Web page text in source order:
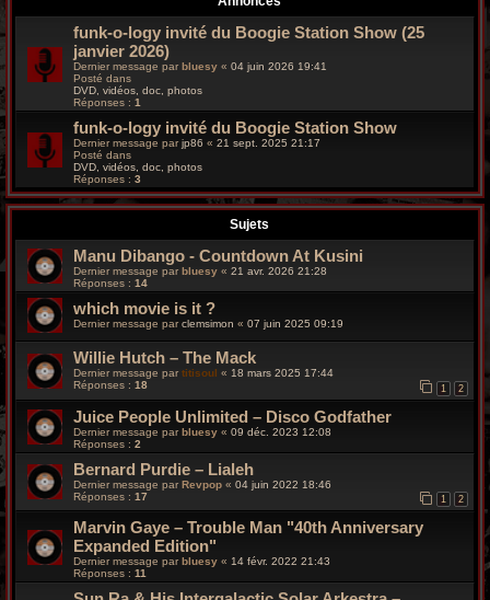
c
o
funk-o-logy invité du Boogie Station Show (25
janvier 2026)
Dernier message par bluesy « 04 juin 2026 19:41
Posté dans
DVD, vidéos, doc, photos
Réponses : 1
funk-o-logy invité du Boogie Station Show
Dernier message parjp86 « 21 sept. 2025 21:17
Posté dans
DVD, vidéos, doc, photos
Réponses : 3
Sujets
Manu Dibango - Countdown At Kusini
Dernier message par bluesy « 21 avr. 2026 21:28
Réponses : 14
which movie is it ?
Dernier message parclemsimon « 07 juin 2025 09:19
Willie Hutch – The Mack
Dernier message par titisoul « 18 mars 2025 17:44
Réponses : 18 1 2
Juice People Unlimited ‎– Disco Godfather
Dernier message parbluesy « 09 déc. 2023 12:08
Réponses : 2
Bernard Purdie – Lialeh
Dernier message par Revpop « 04 juin 2022 18:46
Réponses : 17 1 2
Marvin Gaye – Trouble Man "40th Anniversary
Expanded Edition"
Dernier message par bluesy « 14 févr. 2022 21:43
Réponses : 11